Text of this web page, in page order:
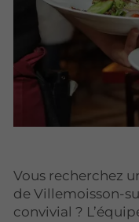
Vous recherchez
de Villemoisson-
convivial ?